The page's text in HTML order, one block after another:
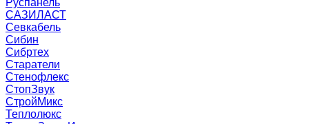
Руспанель
САЗИЛАСТ
Севкабель
Сибин
Сибртех
Старатели
Стенофлекс
СтопЗвук
СтройМикс
Теплолюкс